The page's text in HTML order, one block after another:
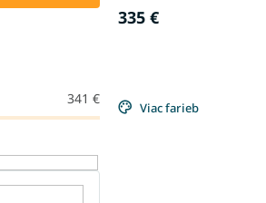
341 €
335 €
Viac farieb